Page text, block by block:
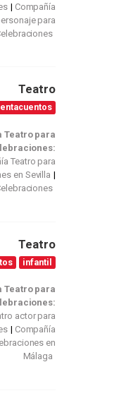
Compañía
para
Teatro
Teatro para
Teatro para
en Sevilla
Teatro
infantil
Teatro para
actor para
Compañía
en
Málaga